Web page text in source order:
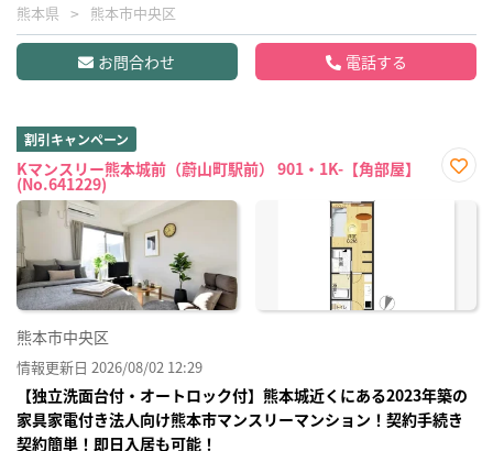
熊本県 熊本市中央区
お問合わせ 電話する
割引キャンペーン
Kマンスリー熊本城前（蔚山町駅前） 901・1K-【角部屋】
(No.641229)
に入
熊本市中央区
情報更新日 2026/08/02 12:29
【独立洗面台付・オートロック付】熊本城近くにある2023年築の
家具家電付き法人向け熊本市マンスリーマンション！契約手続き
契約簡単！即日入居も可能！